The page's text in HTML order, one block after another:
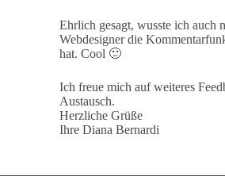
Ehrlich gesagt, wusste ich auch
Webdesigner die
hat. Cool 🙂
Ich freue mich auf weiteres
Austausch.
Herzliche Grüße
Ihre Diana Bernardi